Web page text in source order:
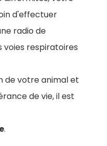
d'effectuer
radio de
voies respiratoires
de votre animal et
de vie, il est
.